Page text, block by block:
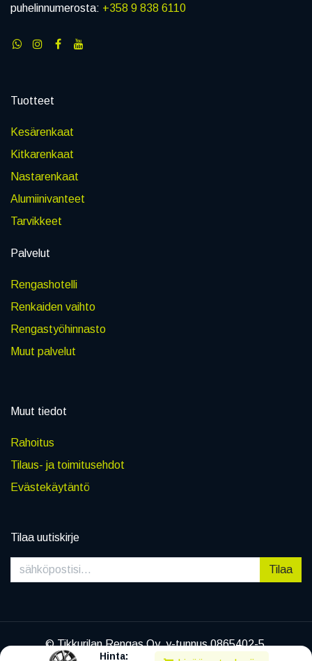
Hinta:
puhelinnumerosta: +358 9 838 6110
Tuotteet
Kesärenkaat
Kitkarenkaat
Nastarenkaat
Alumiinivanteet
Tarvikkeet
Palvelut
Rengashotelli
Renkaiden vaihto
Rengastyöhinnasto
Muut palvelut
Muut tiedot
Rahoitus
Tilaus- ja toimitusehdot
Evästekäytäntö
Tilaa uutiskirje
Tilaa
© Tikkurilan Rengas Oy, y-tunnus 0865402-5